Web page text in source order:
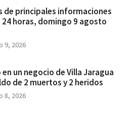
de principales informaciones
horas, domingo 9 agosto
9, 2026
un negocio de Villa Jaragua
de 2 muertos y 2 heridos
8, 2026